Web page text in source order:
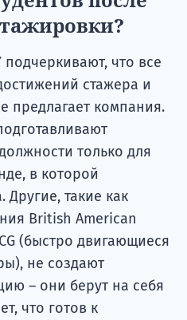
подчеркивают, что все
стажера и
предлагает компания.
только для
в которой
Другие, такие как
British American
(быстро двигающиеся
не создают
– они берут на себя
что готов к